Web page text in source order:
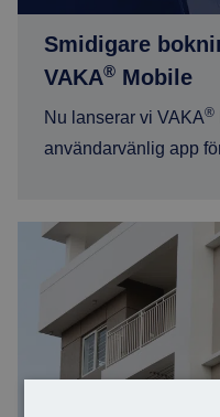
Smidigare
VAKA® Mobile
Nu lanserar vi VAKA®
användarvänlig app
Så påverkas din brf när